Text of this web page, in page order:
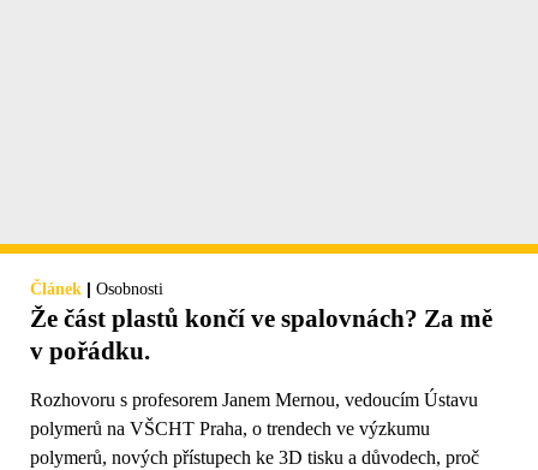
Článek | Osobnosti
Že část plastů končí ve spalovnách? Za mě
v pořádku.
Rozhovoru s profesorem Janem Mernou, vedoucím Ústavu
polymerů na VŠCHT Praha, o trendech ve výzkumu
polymerů, nových přístupech ke 3D tisku a důvodech, proč